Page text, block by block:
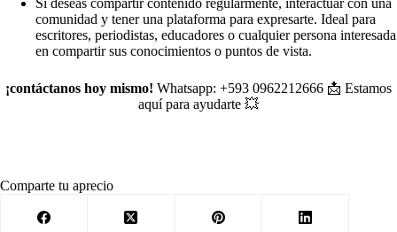
Si deseas compartir contenido regularmente, interactuar con una
comunidad y tener una plataforma para expresarte. Ideal para
escritores, periodistas, educadores o cualquier persona interesada
en compartir sus conocimientos o puntos de vista.
¡contáctanos hoy mismo! Whatsapp: +593 0962212666 📩 Estamos
aquí para ayudarte 💥
Comparte tu aprecio